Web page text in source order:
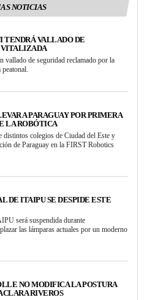
NOTICIAS
TENDRÁ VALLADO DE
vallado de seguridad reclamado por la
A PARAGUAY POR PRIMERA
LA ROBÓTICA
distintos colegios de Ciudad del Este y
de Paraguay en la FIRST Robotics
DE ITAIPU SE DESPIDE ESTE
será suspendida durante
las lámparas actuales por un moderno
NO MODIFICA LA POSTURA
RIVEROS